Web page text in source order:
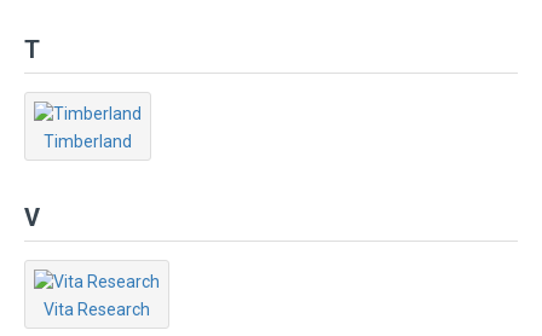
T
Timberland
V
Vita Research